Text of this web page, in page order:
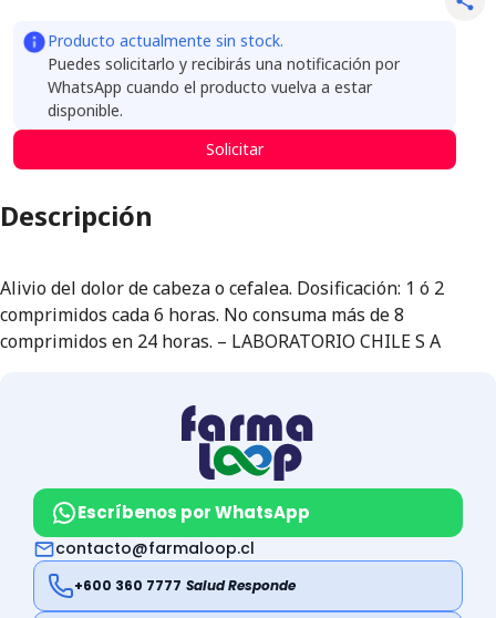
Producto actualmente sin stock.
Puedes solicitarlo y recibirás una notificación por
WhatsApp cuando el producto vuelva a estar
disponible.
Solicitar
Descripción
Alivio del dolor de cabeza o cefalea. Dosificación: 1 ó 2
comprimidos cada 6 horas. No consuma más de 8
comprimidos en 24 horas. – LABORATORIO CHILE S A
Escríbenos por WhatsApp
contacto@farmaloop.cl
+600 360 7777 Salud Responde